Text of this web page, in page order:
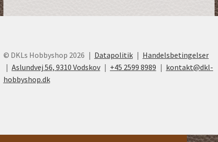
© DKLs Hobbyshop 2026 Datapolitik
Handelsbetingelser
Aslundvej 56, 9310 Vodskov
+45 2599 8989
kontakt@dkl-
hobbyshop.dk